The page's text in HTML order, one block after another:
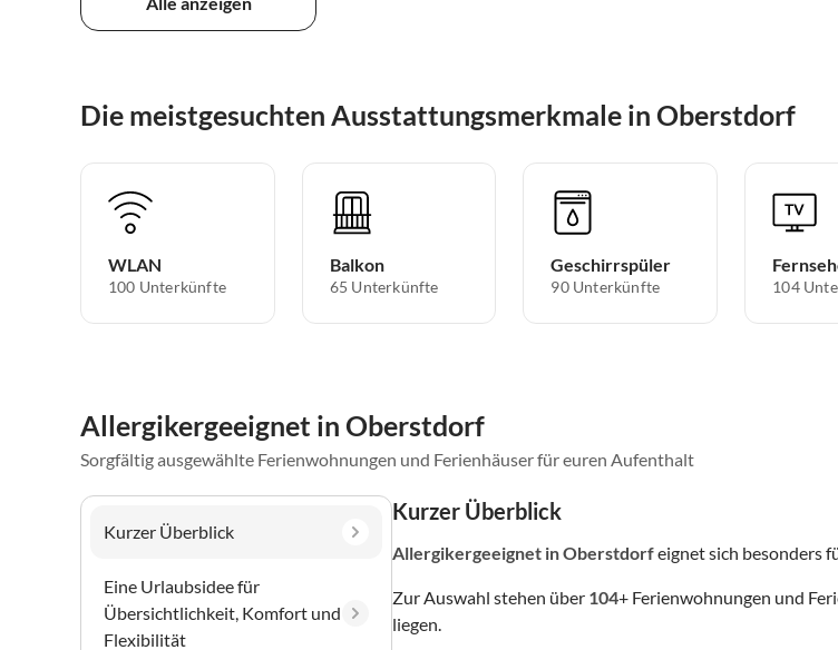
Die meistgesuchten Ausstattungsmerkmale in Oberstdorf
WLAN
100 Unterkünfte
Balkon
65 Unterkünfte
Geschirrspüler
90 Unterkünfte 104
Allergikergeeignet in Oberstdorf
Sorgfältig ausgewählte Ferienwohnungen und Ferienhäuser für euren Aufenthalt
Kurzer Überblick
Eine Urlaubsidee für
Übersichtlichkeit, Komfort und
Flexibilität
Kurzer Überblick
Allergikergeeignet in Oberstdorfeignet sich besonders
Zur Auswahl stehen über 104+ Ferienwohnungen und
liegen.